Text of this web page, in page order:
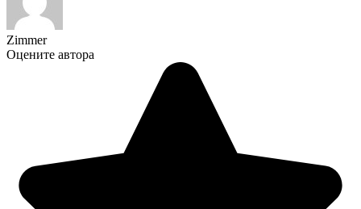
Zimmer
Оцените автора